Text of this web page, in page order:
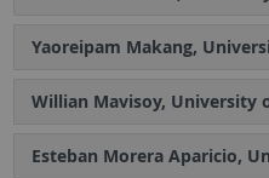
Yaoreipam Makang,
Willian Mavisoy, University
Esteban Morera Aparicio,